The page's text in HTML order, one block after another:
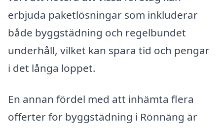
erbjuda paketlösningar som inkluderar
både byggstädning och regelbundet
underhåll, vilket kan spara tid och pengar
i det långa loppet.
En annan fördel med att inhämta flera
offerter för byggstädning i Rönnäng är